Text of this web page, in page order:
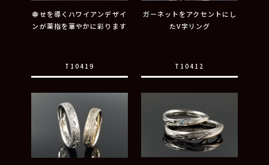
幸せを導くハワイアンデザイ
ンが薬指を華やかに彩ります
T10419
ガーネットをアクセントにし
たV字リング
T10412